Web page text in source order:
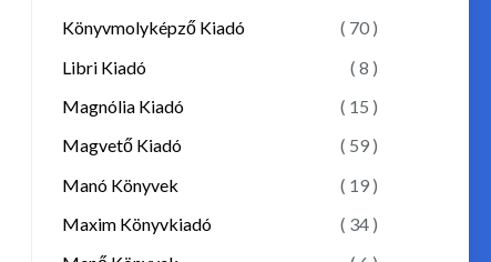
Könyvmolyképző Kiadó
( 70 )
Libri Kiadó
( 8 )
Magnólia Kiadó
( 15 )
Magvető Kiadó
( 59 )
Manó Könyvek
( 19 )
Maxim Könyvkiadó
( 34 )